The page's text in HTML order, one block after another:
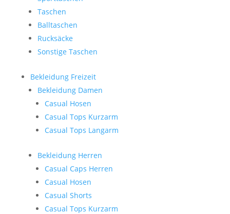
Taschen
Balltaschen
Rucksäcke
Sonstige Taschen
Bekleidung Freizeit
Bekleidung Damen
Casual Hosen
Casual Tops Kurzarm
Casual Tops Langarm
Bekleidung Herren
Casual Caps Herren
Casual Hosen
Casual Shorts
Casual Tops Kurzarm